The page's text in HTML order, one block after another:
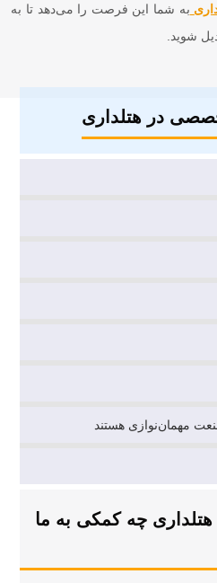
به شما این فرصت را می‌دهد تا به
شوید.
در هتلداری
مهمان‌نوازی هستند
چه کمکی به ما